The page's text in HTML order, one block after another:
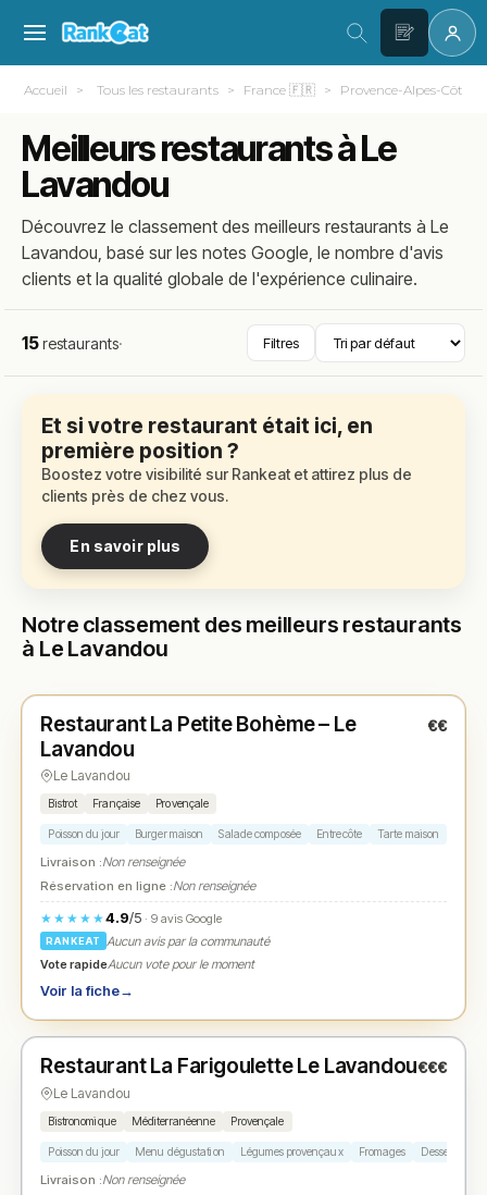
Accueil Tous les restaurants France 🇫🇷 Provence-Alpes-Côte
Meilleurs restaurants à Le
Lavandou
Découvrez le classement des meilleurs restaurants à Le
Lavandou, basé sur les notes Google, le nombre d'avis
clients et la qualité globale de l'expérience culinaire.
15restaurants· Filtres
Et si votre restaurant était ici, en
première position ?
Boostez votre visibilité sur Rankeat et attirez plus de
clients près de chez vous.
En savoir plus
Notre classement des meilleurs restaurants
à Le Lavandou
★ N° 1
Restaurant La Petite Bohème – Le
Lavandou
€€
Le Lavandou
Bistrot Française Provençale
Poisson du jour Burger maison Salade composée Entrecôte Tarte maison
Livraison :Non renseignée
Réservation en ligne :Non renseignée
★★★★★4.9/5· 9 avis Google
RANKEAT
Aucun avis par la communauté
Vote rapideAucun vote pour le moment
Voir la fiche→
★ N° 2
Restaurant La Farigoulette Le Lavandou€€€
Le Lavandou
Bistronomique Méditerranéenne Provençale
Poisson du jour Menu dégustation Légumes provençaux Fromages Desserts
Livraison :Non renseignée